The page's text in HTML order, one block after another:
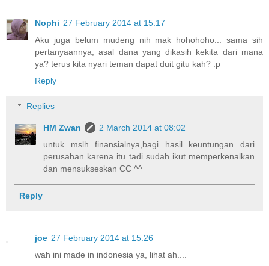
Nophi 27 February 2014 at 15:17
Aku juga belum mudeng nih mak hohohoho... sama sih
pertanyaannya, asal dana yang dikasih kekita dari mana
ya? terus kita nyari teman dapat duit gitu kah? :p
Reply
Replies
HM Zwan
2 March 2014 at 08:02
untuk mslh finansialnya,bagi hasil keuntungan dari
perusahan karena itu tadi sudah ikut memperkenalkan
dan mensukseskan CC ^^
Reply
joe 27 February 2014 at 15:26
wah ini made in indonesia ya, lihat ah....